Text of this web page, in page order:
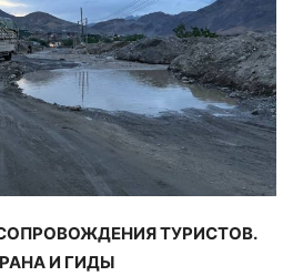
ТУРИСТОВ.
И ГИДЫ